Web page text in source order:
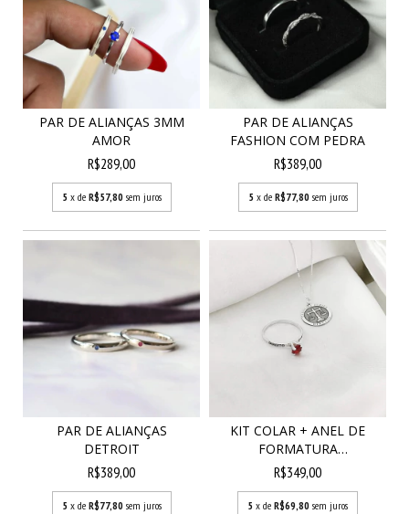
PAR DE ALIANÇAS 3MM
AMOR
R$289,00
5 x de R$57,80 sem juros
PAR DE ALIANÇAS
FASHION COM PEDRA
R$389,00
5 x de R$77,80 sem juros
PAR DE ALIANÇAS
DETROIT
R$389,00
5 x de R$77,80 sem juros
KIT COLAR + ANEL DE
FORMATURA
PERSONALIZ...
R$349,00
5 x de R$69,80 sem juros